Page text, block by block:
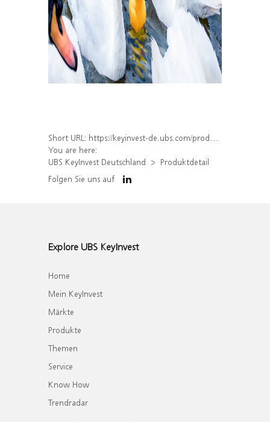
Short URL: https://keyinvest-de.ubs.com/produkt/detail/index/isin/DE000WA8N3Q5
You are here:
UBS KeyInvest Deutschland
Produktdetail
Folgen Sie uns auf
Explore UBS KeyInvest
Home
Mein KeyInvest
Märkte
Produkte
Themen
Service
Know How
Trendradar